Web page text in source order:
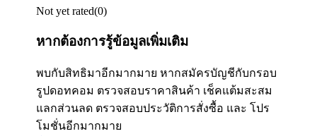
Not yet rated(0)
หากต้องการรู้ข้อมูลเพิ่มเติม
พบกับสิทธิมาอีกมากมาย หากสมัครบัญชีกับกรอบ
รูปดอทคอม ตรวจสอบราคาสินค้า เช็คแต้มสะสม
แลกส่วนลด ตรวจสอบประวัติการสั่งซื้อ และ โปร
โมชั่นอีกมากมาย